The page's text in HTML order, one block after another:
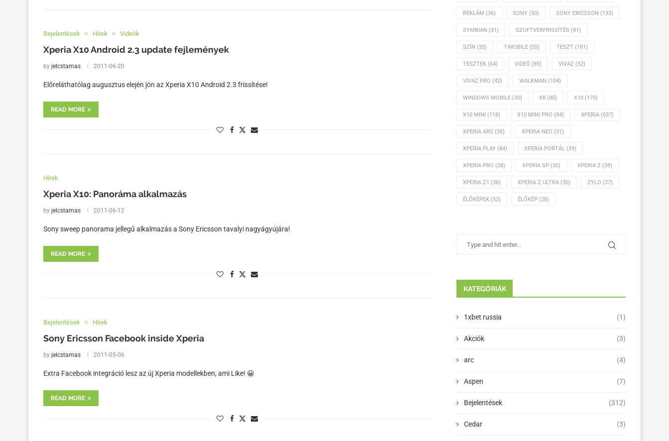
Bejelentések Hírek Videók
Xperia X10 Android 2.3 update fejlemények
by jelcstamas 2011-06-20
Előreláthatólag augusztus elején jön az Xperia X10 Android 2.3 frissítése!
READ MORE
Hírek
Xperia X10: Panoráma alkalmazás
by jelcstamas 2011-06-12
Sony sweep panorama jellegű alkalmazás a Sony Ericsson tavalyi nagyágyújára!
READ MORE
Bejelentések Hírek
Sony Ericsson Facebook inside Xperia
by jelcstamas 2011-05-06
Extra Facebook integráció lesz az új Xperia modellekben, ami Like! 😀
READ MORE
REKLÁM (36) SONY (50) SONY ERICSSON (133)
SYMBIAN (31) SZOFTVERFRISSÍTÉS (81)
SZÍN (35) T-MOBILE (55) TESZT (181)
TESZTEK (64) VIDEÓ (85) VIVAZ (52)
VIVAZ PRO (42) WALKMAN (104)
WINDOWS MOBILE (30) X8 (85) X10 (170)
X10 MINI (118) X10 MINI PRO (84) XPERIA (537)
XPERIA ARC (38) XPERIA NEO (31)
XPERIA PLAY (84) XPERIA PORTÁL (39)
XPERIA PRO (28) XPERIA SP (30) XPERIA Z (38)
XPERIA Z1 (36) XPERIA Z ULTRA (30) ZYLO (27)
ÉLŐKÉPEK (52) ÉLŐKÉP (28)
KATEGÓRIÁK
1xbet russia (1)
Akciók (3)
arc (4)
Aspen (7)
Bejelentések (312)
Cedar (3)